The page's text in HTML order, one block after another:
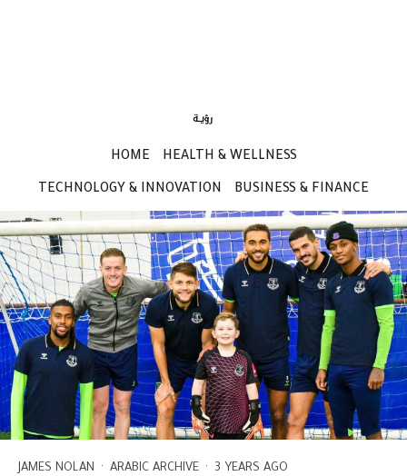
HOME HEALTH & WELLNESS
TECHNOLOGY & INNOVATION BUSINESS & FINANCE
JAMES NOLAN · ARABIC ARCHIVE · 3 YEARS AGO